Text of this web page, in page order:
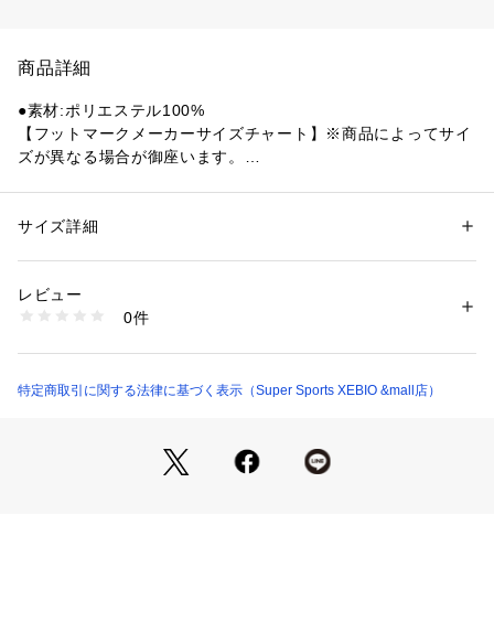
商品詳細
●素材:ポリエステル100%
【フットマークメーカーサイズチャート】※商品によってサイ
ズが異なる場合が御座います。
●Mサイズ詳細:【着丈】66.5cm 【肩幅】53cm 【身幅】54.5c
【袖丈】23cm
やり快適。ネッククーラーでお馴染みPCM素材使用。20回洗
n」使用持続する冷たさを実現。Texion(テキシオン)は、未加
工の一般繊維と比べて表面温度が最大で4度低くなります。秘
性別：メンズ
商品番号：
10906395401 （ショップ）
サイズ詳細
レビュー
0件
特定商取引に関する法律に基づく表示（Super Sports XEBIO &mall店）